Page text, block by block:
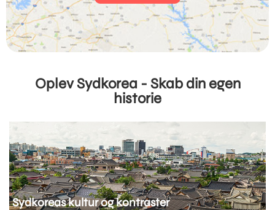
Oplev Sydkorea - Skab din egen
historie
Sydkoreas kultur og kontraster